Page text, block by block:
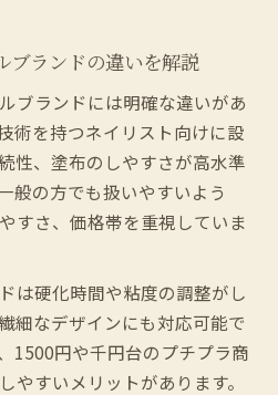
ブランドの違いを解説
ブランドには明確な違いがあ
術を持つネイリスト向けに設
性、塗布のしやすさが高水準
般の方でも扱いやすいよう
すさ、価格帯を重視していま
は硬化時間や粘度の調整がし
細なデザインにも対応可能で
1500円や千円台のプチプラ商
やすいメリットがあります。